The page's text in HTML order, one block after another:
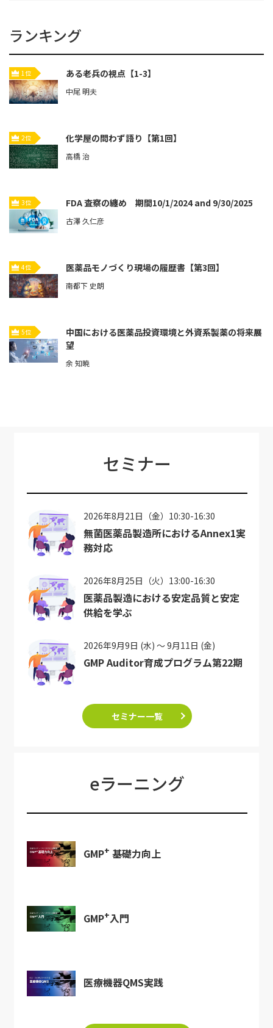
ランキング
1位 ある老兵の視点【1-3】
中尾 明夫
2位 化学屋の問わず語り【第1回】
高橋 治
3位 FDA 査察の纏め 期間10/1/2024 and 9/30/2025
古澤 久仁彦
4位 医薬品モノづくり現場の履歴書【第3回】
南都下 史朗
5位
中国における医薬品投資環境と外資系製薬の将来展
望
余 知暁
セミナー
2026年8月21日（金）10:30-16:30
無菌医薬品製造所におけるAnnex1実
務対応
2026年8月25日（火）13:00-16:30
医薬品製造における安定品質と安定
供給を学ぶ
2026年9月9日 (水) ～ 9月11日 (金)
GMP Auditor育成プログラム第22期
セミナー一覧
eラーニング
GMP+ 基礎力向上
GMP+入門
医療機器QMS実践